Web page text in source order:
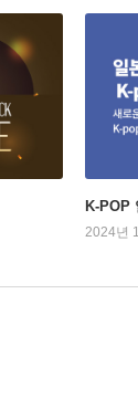
K-POP
2024년